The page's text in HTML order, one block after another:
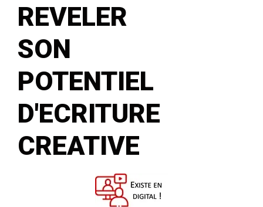
REVELER
SON
POTENTIEL
D'ECRITURE
CREATIVE